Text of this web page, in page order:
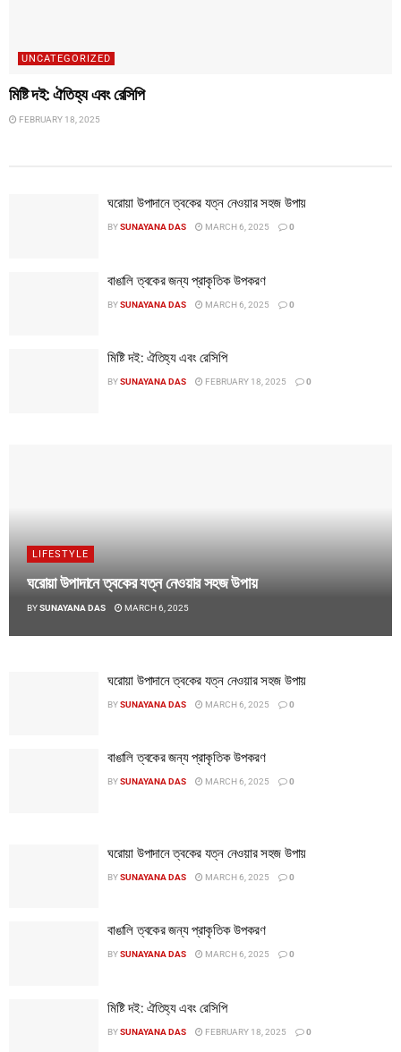
UNCATEGORIZED
মিষ্টি দই: ঐতিহ্য এবং রেসিপি
FEBRUARY 18, 2025
ঘরোয়া উপাদানে ত্বকের যত্ন নেওয়ার সহজ উপায়
BYSUNAYANA DAS MARCH 6, 2025 0
বাঙালি ত্বকের জন্য প্রাকৃতিক উপকরণ
BYSUNAYANA DAS MARCH 6, 2025 0
মিষ্টি দই: ঐতিহ্য এবং রেসিপি
BYSUNAYANA DAS FEBRUARY 18, 2025 0
LIFESTYLE
ঘরোয়া উপাদানে ত্বকের যত্ন নেওয়ার সহজ উপায়
BYSUNAYANA DAS MARCH 6, 2025
ঘরোয়া উপাদানে ত্বকের যত্ন নেওয়ার সহজ উপায়
BYSUNAYANA DAS MARCH 6, 2025 0
বাঙালি ত্বকের জন্য প্রাকৃতিক উপকরণ
BYSUNAYANA DAS MARCH 6, 2025 0
ঘরোয়া উপাদানে ত্বকের যত্ন নেওয়ার সহজ উপায়
BYSUNAYANA DAS MARCH 6, 2025 0
বাঙালি ত্বকের জন্য প্রাকৃতিক উপকরণ
BYSUNAYANA DAS MARCH 6, 2025 0
মিষ্টি দই: ঐতিহ্য এবং রেসিপি
BYSUNAYANA DAS FEBRUARY 18, 2025 0